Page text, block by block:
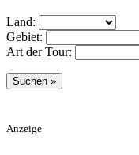
Land:
Gebiet:
Art der Tour:
Anzeige